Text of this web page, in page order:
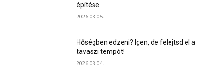
építése
2026.08.05.
Hőségben edzeni? Igen, de felejtsd el a
tavaszi tempót!
2026.08.04.